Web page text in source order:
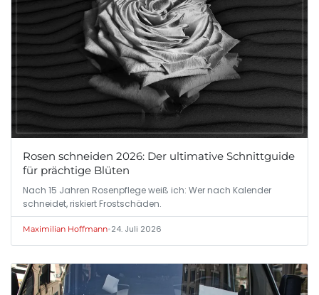
Rosen schneiden 2026: Der ultimative Schnittguide
für prächtige Blüten
Nach 15 Jahren Rosenpflege weiß ich: Wer nach Kalender
schneidet, riskiert Frostschäden.
Maximilian Hoffmann•24. Juli 2026